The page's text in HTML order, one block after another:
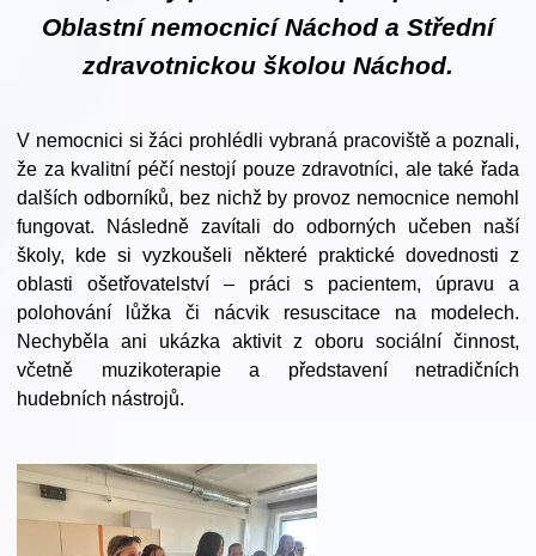
Oblastní nemocnicí Náchod a Střední
zdravotnickou školou Náchod.
V nemocnici si žáci prohlédli vybraná pracoviště a poznali,
že za kvalitní péčí nestojí pouze zdravotníci, ale také řada
dalších odborníků, bez nichž by provoz nemocnice nemohl
fungovat. Následně zavítali do odborných učeben naší
školy, kde si vyzkoušeli některé praktické dovednosti z
oblasti ošetřovatelství – práci s pacientem, úpravu a
polohování lůžka či nácvik resuscitace na modelech.
Nechyběla ani ukázka aktivit z oboru sociální činnost,
včetně muzikoterapie a představení netradičních
hudebních nástrojů.